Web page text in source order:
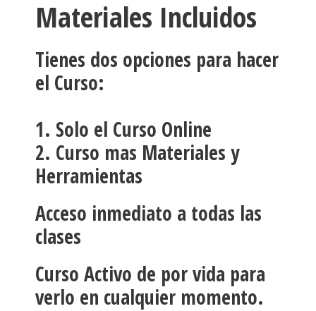
Materiales Incluidos
Tienes dos opciones para hacer
el Curso:
1. Solo el Curso Online
2. Curso mas Materiales y
Herramientas
Acceso inmediato a todas las
clases
Curso Activo de por vida para
verlo en cualquier momento.